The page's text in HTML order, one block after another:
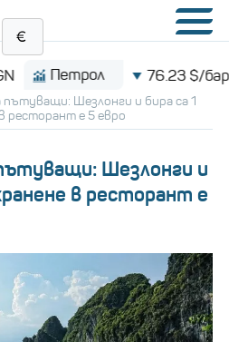
76.23 $/барел
Шезлонги и бира са 1
ресторант е 5 евро
Шезлонги и
в ресторант е